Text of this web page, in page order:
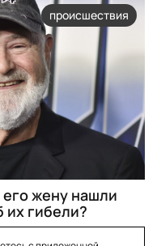
происшествия
жену нашли
их гибели?